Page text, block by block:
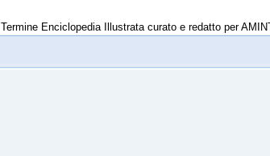
Termine Enciclopedia Illustrata curato e redatto per